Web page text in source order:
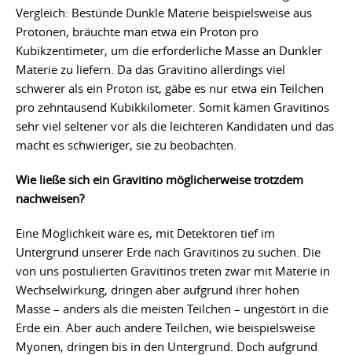
Vergleich: Bestünde Dunkle Materie beispielsweise aus
Protonen, bräuchte man etwa ein Proton pro
Kubikzentimeter, um die erforderliche Masse an Dunkler
Materie zu liefern. Da das Gravitino allerdings viel
schwerer als ein Proton ist, gäbe es nur etwa ein Teilchen
pro zehntausend Kubikkilometer. Somit kämen Gravitinos
sehr viel seltener vor als die leichteren Kandidaten und das
macht es schwieriger, sie zu beobachten.
Wie ließe sich ein Gravitino möglicherweise trotzdem
nachweisen?
Eine Möglichkeit wäre es, mit Detektoren tief im
Untergrund unserer Erde nach Gravitinos zu suchen. Die
von uns postulierten Gravitinos treten zwar mit Materie in
Wechselwirkung, dringen aber aufgrund ihrer hohen
Masse – anders als die meisten Teilchen – ungestört in die
Erde ein. Aber auch andere Teilchen, wie beispielsweise
Myonen, dringen bis in den Untergrund. Doch aufgrund